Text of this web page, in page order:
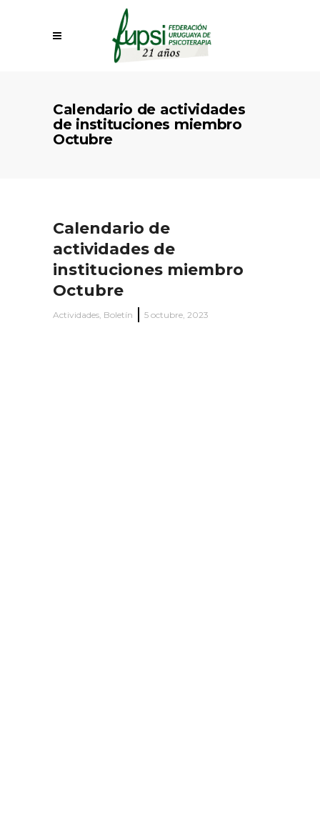
Calendario de actividades
de instituciones miembro
Octubre
Calendario de
actividades de
instituciones miembro
Octubre
Actividades, Boletín 5 octubre, 2023